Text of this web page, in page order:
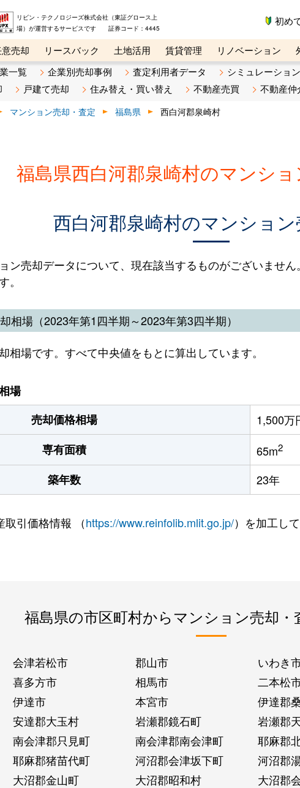
リビン・テクノロジーズ株式会社（東証グロース上
場）が運営するサービスです 証券コード：4445
初め
売却 リースバック 土地活用 賃貸管理 リノベーション
パニー オンライン講座 リビンマガジンBiz 不動産売却ご相
一覧 企業別売却事例 査定利用者データ
シミュレーショ
戸建て売却 住み替え・買い替え 不動産売買 不動産仲
マンション売却・査定 福島県 西白河郡泉崎村
福島県西白河郡泉崎村のマンシ
西白河郡泉崎村のマンション
ン売却データについて、現在該当するものがございませ
。
相場（2023年第1四半期～2023年第3四半期）
相場です。すべて中央値をもとに算出しています。
場
売却価格相場
1,500万
専有面積
65m2
築年数 23年
引価格情報 （https://www.reinfolib.mlit.go.jp/）を加工し
福島県の市区町村からマンション売却・
会津若松市 郡山市 いわき
喜多方市 相馬市 二本松
伊達市 本宮市 伊達郡
安達郡大玉村 岩瀬郡鏡石町 岩瀬郡
南会津郡只見町 南会津郡南会津町 耶麻郡
耶麻郡猪苗代町 河沼郡会津坂下町 河沼郡
大沼郡金山町 大沼郡昭和村 大沼郡